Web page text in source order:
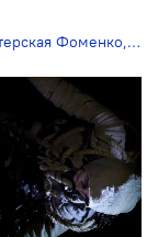
Фоменко,